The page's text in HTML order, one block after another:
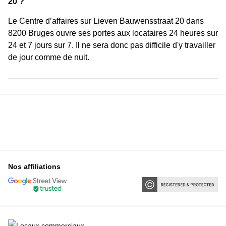
Le Centre d’affaires sur Lieven Bauwensstraat 20 dans
8200 Bruges ouvre ses portes aux locataires 24 heures sur
24 et 7 jours sur 7. Il ne sera donc pas difficile d'y travailler
de jour comme de nuit.
Nos affiliations